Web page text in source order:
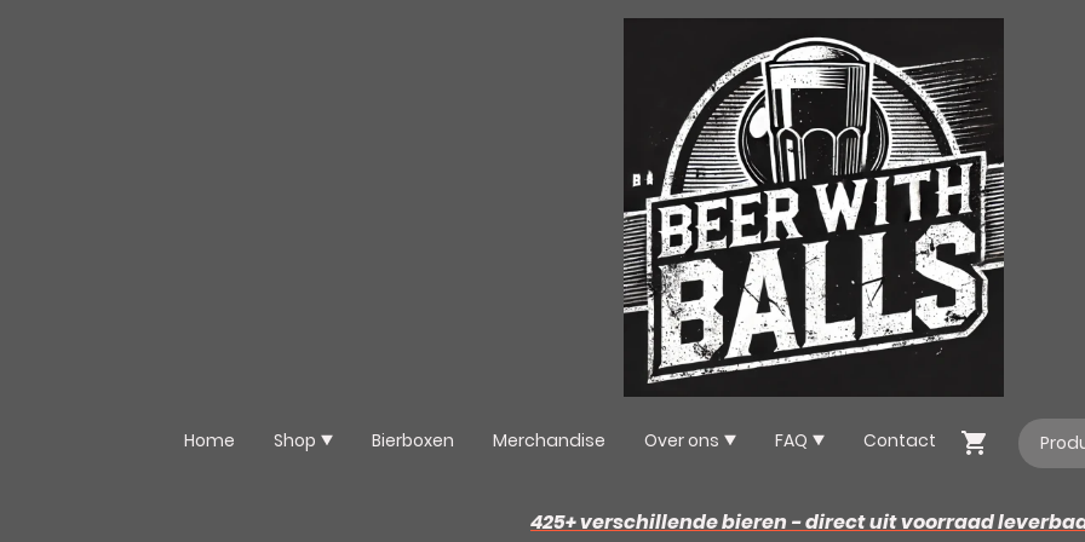
Home Shop Bierboxen Merchandise Over ons FAQ Contact
425+ verschillende bieren - direct uit voorraad